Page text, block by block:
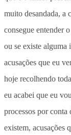
muito desandada, a
consegue entender
ou se existe
acusações que eu
hoje recolhendo
eu acabei que eu
processos por conta
existem, acusações